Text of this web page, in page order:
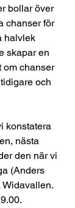
bollar över
chanser för
halvlek
skapar en
om chanser
och
konstatera
nästa
den när vi
(Anders